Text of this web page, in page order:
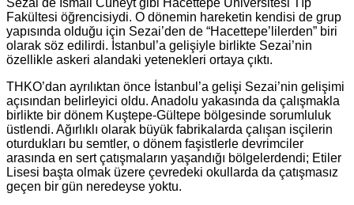
Fakültesi öğrencisiydi. O dönemin hareketin kendisi de grup
yapısında olduğu için Sezai’den de “Hacettepe’lilerden” biri
olarak söz edilirdi. İstanbul’a gelişiyle birlikte Sezai’nin
özellikle askeri alandaki yetenekleri ortaya çıktı.
THKO’dan ayrılıktan önce İstanbul’a gelişi Sezai’nin gelişimi
açısından belirleyici oldu. Anadolu yakasında da çalışmakla
birlikte bir dönem Kuştepe-Gültepe bölgesinde sorumluluk
üstlendi. Ağırlıklı olarak büyük fabrikalarda çalışan isçilerin
oturdukları bu semtler, o dönem faşistlerle devrimciler
arasında en sert çatışmaların yaşandığı bölgelerdendi; Etiler
Lisesi başta olmak üzere çevredeki okullarda da çatışmasız
geçen bir gün neredeyse yoktu.